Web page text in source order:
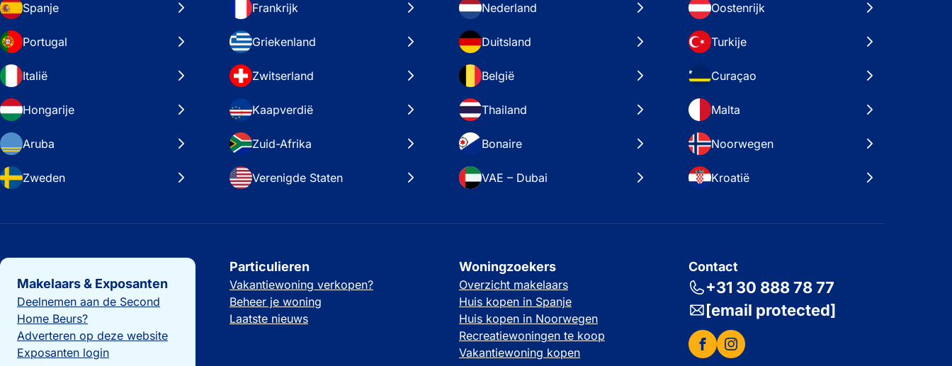
Spanje Frankrijk Nederland Oostenrijk
Portugal Griekenland Duitsland Turkije
Italië Zwitserland België Curaçao
Hongarije Kaapverdië Thailand Malta
Aruba Zuid-Afrika Bonaire Noorwegen
Zweden Verenigde Staten VAE – Dubai Kroatië
Belangrijke links
Makelaars & Exposanten
Deelnemen aan de Second
Home Beurs?
Adverteren op deze website
Exposanten login
Particulieren
Vakantiewoning verkopen?
Beheer je woning
Laatste nieuws
Woningzoekers
Overzicht makelaars
Huis kopen in Spanje
Huis kopen in Noorwegen
Recreatiewoningen te koop
Vakantiewoning kopen
Contact
+31 30 888 78 77
[email protected]